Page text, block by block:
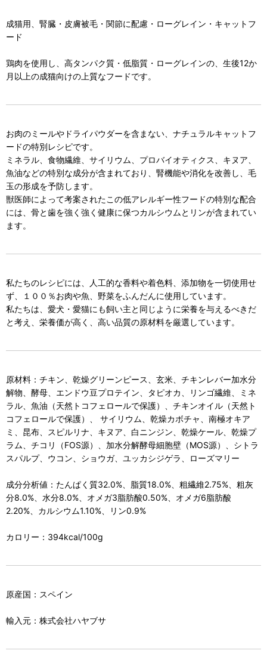
成猫用、腎臓・皮膚被毛・関節に配慮・ローグレイン・キャットフ
ード
鶏肉を使用し、高タンパク質・低脂質・ローグレインの、生後12か
月以上の成猫向けの上質なフードです。
お肉のミールやドライパウダーを含まない、ナチュラルキャットフ
ードの特別レシピです。
ミネラル、食物繊維、サイリウム、プロバイオティクス、キヌア、
魚油などの特別な成分が含まれており、腎機能や消化を改善し、毛
玉の形成を予防します。
獣医師によって考案されたこの低アレルギー性フードの特別な配合
には、骨と歯を強く強く健康に保つカルシウムとリンが含まれてい
ます。
私たちのレシピには、人工的な香料や着色料、添加物を一切使用せ
ず、１００％お肉や魚、野菜をふんだんに使用しています。
私たちは、愛犬・愛猫にも飼い主と同じように栄養を与えるべきだ
と考え、栄養価が高く、高い品質の原材料を厳選しています。
原材料：チキン、乾燥グリーンピース、玄米、チキンレバー加水分
解物、酵母、エンドウ豆プロテイン、タピオカ、リンゴ繊維、ミネ
ラル、魚油（天然トコフェロールで保護）、チキンオイル（天然ト
コフェロールで保護）、 サイリウム、乾燥カボチャ、南極オキア
ミ、昆布、スピルリナ、キヌア、白ニンジン、乾燥ケール、乾燥プ
ラム、チコリ（FOS源）、加水分解酵母細胞壁（MOS源）、シトラ
スパルプ、ウコン、ショウガ、ユッカシジゲラ、ローズマリー
成分分析値：たんぱく質32.0%、脂質18.0%、粗繊維2.75%、粗灰
分8.0%、水分8.0%、オメガ3脂肪酸0.50%、オメガ6脂肪酸
2.20%、カルシウム1.10%、リン0.9%
カロリー：394kcal/100g
原産国：スペイン
輸入元：株式会社ハヤブサ